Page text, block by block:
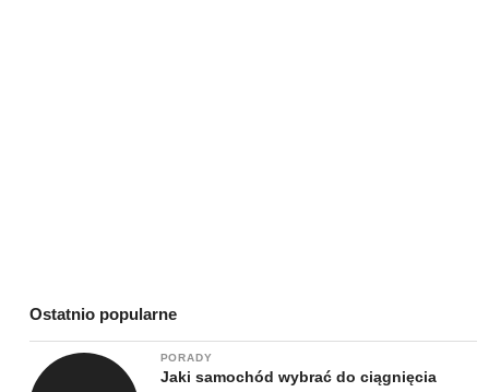
Ostatnio popularne
PORADY
Jaki samochód wybrać do ciągnięcia